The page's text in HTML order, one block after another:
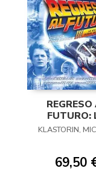
REGRESO
FUTURO:
HISTORIA
KLASTORIN,
69,50